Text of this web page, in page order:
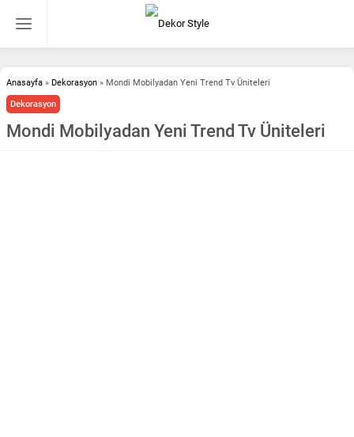
Anasayfa » Dekorasyon » Mondi Mobilyadan Yeni Trend Tv Üniteleri
Dekorasyon
Mondi Mobilyadan Yeni Trend Tv Üniteleri